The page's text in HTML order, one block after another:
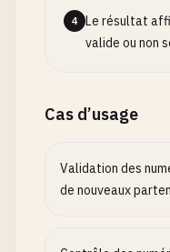
4
Le résultat
valide ou non
Cas d’usage
Validation des
de nouveaux